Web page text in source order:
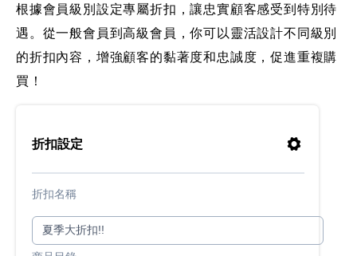
根據會員級別設定專屬折扣，讓忠實顧客感受到特別待
遇。從一般會員到高級會員，你可以靈活設計不同級別
的折扣內容，增強顧客的黏著度和忠誠度，促進重複購
買！
折扣設定
折扣名稱